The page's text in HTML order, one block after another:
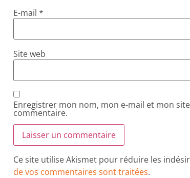
E-mail *
Site web
Enregistrer mon nom, mon e-mail et mon
commentaire.
Ce site utilise Akismet pour réduire les
de vos commentaires sont traitées.